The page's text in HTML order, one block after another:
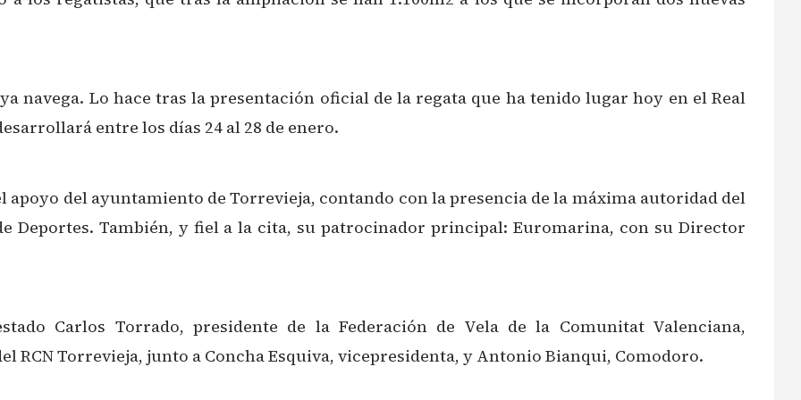
navega. Lo hace tras la presentación oficial de la regata que ha tenido lugar hoy en el Real
entre los días 24 al 28 de enero.
apoyo del ayuntamiento de Torrevieja, contando con la presencia de la máxima autoridad del
Deportes. También, y fiel a la cita, su patrocinador principal: Euromarina, con su Director
Carlos Torrado, presidente de la Federación de Vela de la Comunitat Valenciana,
RCN Torrevieja, junto a Concha Esquiva, vicepresidenta, y Antonio Bianqui, Comodoro.